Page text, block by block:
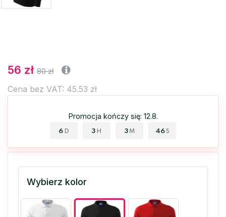
56 zł 80 zł
Cena bez VAT: 45.53 zł
Promocja kończy się: 12.8.
6 D 3 H 3 M 46 S
Wybierz kolor